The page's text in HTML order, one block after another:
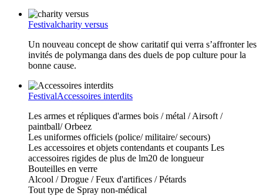
Festivalcharity versus
Un nouveau concept de show caritatif qui verra s’affronter les
invités de polymanga dans des duels de pop culture pour la
bonne cause.
FestivalAccessoires interdits
Les armes et répliques d'armes bois / métal / Airsoft /
paintball/ Orbeez
Les uniformes officiels (police/ militaire/ secours)
Les accessoires et objets contendants et coupants Les
accessoires rigides de plus de lm20 de longueur
Bouteilles en verre
Alcool / Drogue / Feux d'artifices / Pétards
Tout type de Spray non-médical